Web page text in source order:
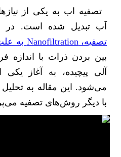
تصفیه اب به یکی از
آب تبدیل شده است. در
تصفیه، Nanofiltration به علت
بین بردن ذرات با اندازه
آلی پیچیده، به آغاز یکی
با دیگر روش‌های تصفیه